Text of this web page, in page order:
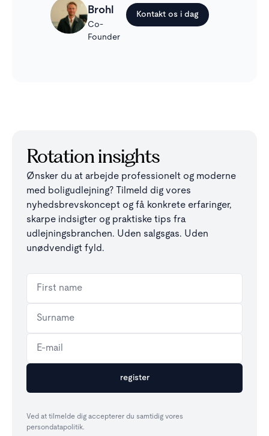
Brohl
Co-
Founder
Kontakt os i dag
Rotation insights
Ønsker du at arbejde professionelt og moderne
med boligudlejning? Tilmeld dig vores
nyhedsbrevskoncept og få konkrete erfaringer,
skarpe indsigter og praktiske tips fra
udlejningsbranchen. Uden salgsgas. Uden
unødvendigt fyld.
Ved at tilmelde dig accepterer du samtidig vores
persondatapolitik.